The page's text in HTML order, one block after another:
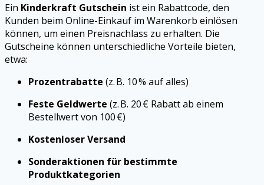
Ein Kinderkraft Gutschein ist ein Rabattcode, den
Kunden beim Online-Einkauf im Warenkorb einlösen
können, um einen Preisnachlass zu erhalten. Die
Gutscheine können unterschiedliche Vorteile bieten,
etwa:
Prozentrabatte (z. B. 10 % auf alles)
Feste Geldwerte (z. B. 20 € Rabatt ab einem
Bestellwert von 100 €)
Kostenloser Versand
Sonderaktionen für bestimmte
Produktkategorien